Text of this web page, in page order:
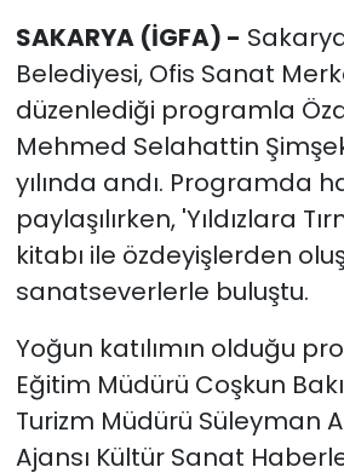
SAKARYA (İGFA) -
Belediyesi, Ofis Sanat
düzenlediği programla
Mehmed Selahattin
yılında andı. Programda
paylaşılırken, 'Yıldızlara
kitabı ile özdeyişlerden
sanatseverlerle buluştu.
Yoğun katılımın olduğu
Eğitim Müdürü Coşkun
Turizm Müdürü Süleyman
Ajansı Kültür Sanat